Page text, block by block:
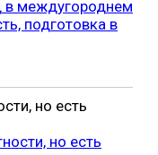
но есть